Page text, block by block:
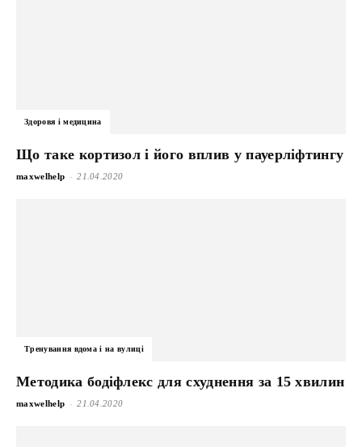
Здоровя і медицина
Що таке кортизол і його вплив у пауерліфтингу
maxwelhelp - 21.04.2020
Тренування вдома і на вулиці
Методика бодіфлекс для схуднення за 15 хвилин
maxwelhelp - 21.04.2020